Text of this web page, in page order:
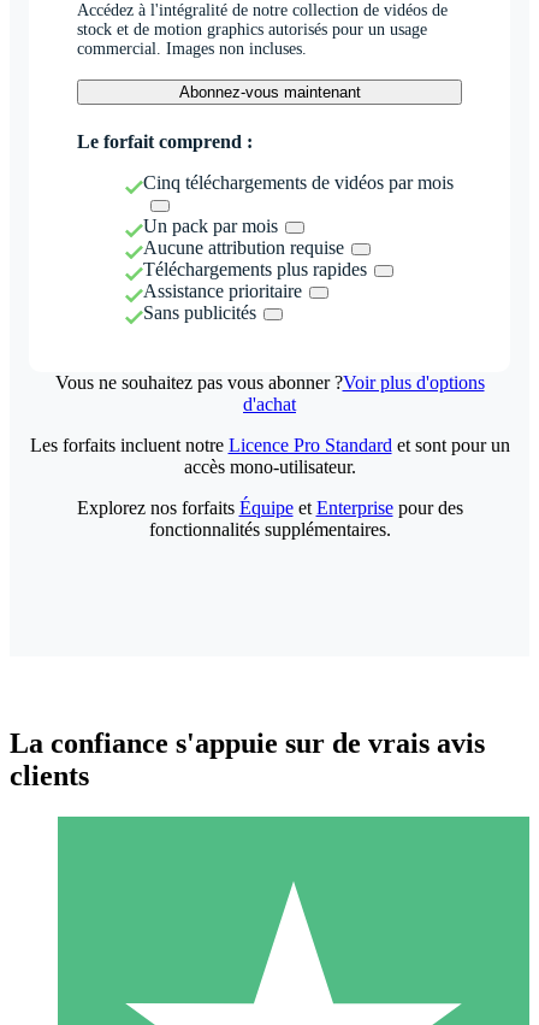
Accédez à l'intégralité de notre collection de vidéos de
stock et de motion graphics autorisés pour un usage
commercial. Images non incluses.
Abonnez-vous maintenant
Le forfait comprend :
Cinq téléchargements de vidéos par mois
Un pack par mois
Aucune attribution requise
Téléchargements plus rapides
Assistance prioritaire
Sans publicités
Vous ne souhaitez pas vous abonner ?Voir plus d'options
d'achat
Packs de Crédits Individuels
Payez à l'utilisation avec des crédits de téléchargement. Sans
Les forfaits incluent notre Licence Pro Standard et sont pour un
accès mono-utilisateur.
Explorez nos forfaits Équipeet Enterprisepour des
fonctionnalités supplémentaires.
La confiance s'appuie sur de vrais avis
clients